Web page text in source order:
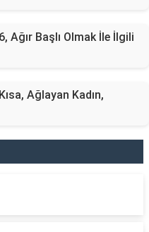
Ağır Başlı Olmak İle İlgili
Ağlayan Kadın,